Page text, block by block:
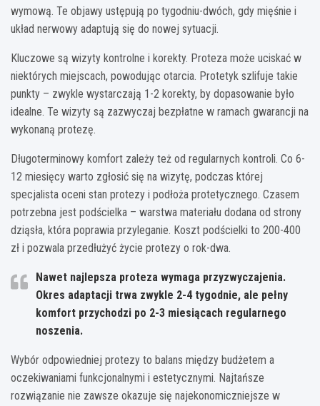
wymową. Te objawy ustępują po tygodniu-dwóch, gdy mięśnie i
układ nerwowy adaptują się do nowej sytuacji.
Kluczowe są wizyty kontrolne i korekty. Proteza może uciskać w
niektórych miejscach, powodując otarcia. Protetyk szlifuje takie
punkty – zwykle wystarczają 1-2 korekty, by dopasowanie było
idealne. Te wizyty są zazwyczaj bezpłatne w ramach gwarancji na
wykonaną protezę.
Długoterminowy komfort zależy też od regularnych kontroli. Co 6-
12 miesięcy warto zgłosić się na wizytę, podczas której
specjalista oceni stan protezy i podłoża protetycznego. Czasem
potrzebna jest podścielka – warstwa materiału dodana od strony
dziąsła, która poprawia przyleganie. Koszt podścielki to 200-400
zł i pozwala przedłużyć życie protezy o rok-dwa.
Nawet najlepsza proteza wymaga przyzwyczajenia.
Okres adaptacji trwa zwykle 2-4 tygodnie, ale pełny
komfort przychodzi po 2-3 miesiącach regularnego
noszenia.
Wybór odpowiedniej protezy to balans między budżetem a
oczekiwaniami funkcjonalnymi i estetycznymi. Najtańsze
rozwiązanie nie zawsze okazuje się najekonomiczniejsze w